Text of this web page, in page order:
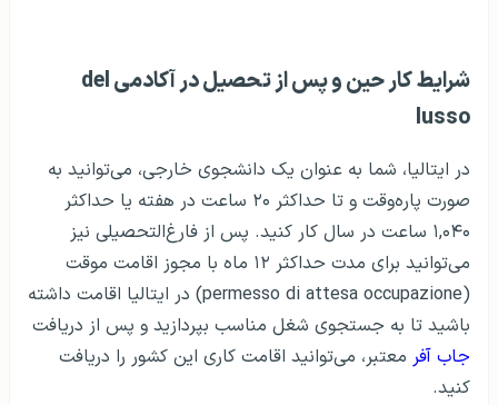
شرایط کار حین و پس از تحصیل در آکادمی del
lusso
در ایتالیا، شما به عنوان یک دانشجوی خارجی، می‌توانید به
صورت پاره‌وقت و تا حداکثر ۲۰ ساعت در هفته یا حداکثر
۱,۰۴۰ ساعت در سال کار کنید. پس از فارغ‌التحصیلی نیز
می‌توانید برای مدت حداکثر ۱۲ ماه با مجوز اقامت موقت
(permesso di attesa occupazione) در ایتالیا اقامت داشته
باشید تا به جستجوی شغل مناسب بپردازید و پس از دریافت
جاب آفر معتبر، می‌توانید اقامت کاری این کشور را دریافت
کنید.